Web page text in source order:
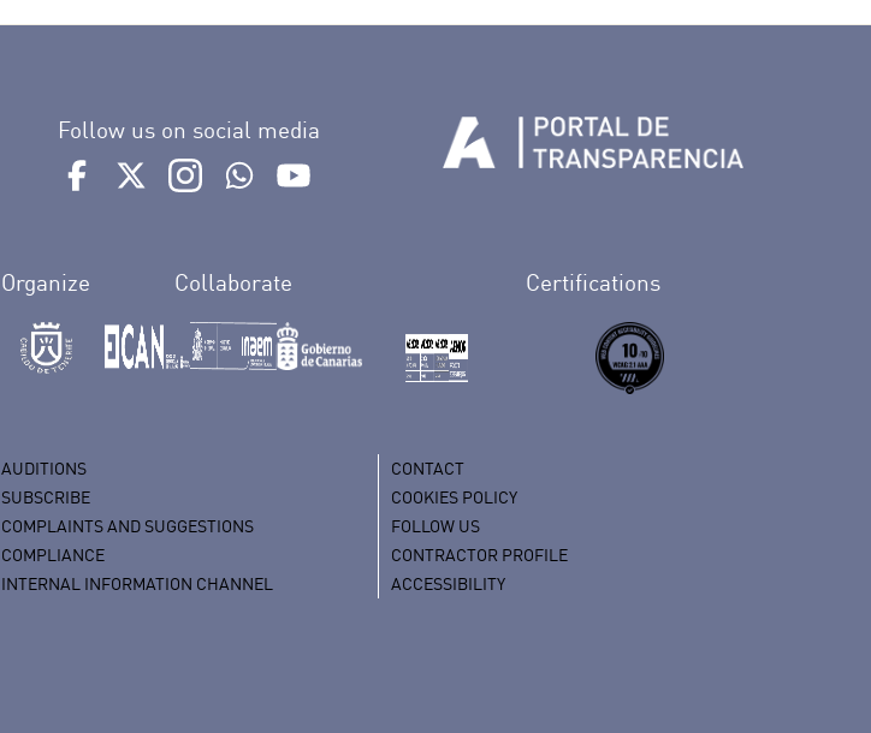
Follow us on social media
Ir a perfil de Auditorio de Tenerife en Facebook
Ir a perfil de Auditorio de Tenerife en Twitter
Ir a perfil de Auditorio de Tenerife en Instagram
Ir al Boletín Whatsapp de Auditorio de Tenerife
Ir al perfil de Auditorio de Tenerife en Youtube
Organize Collaborate Certifications
AUDITIONS
CONTACT
SUBSCRIBE
COOKIES POLICY
COMPLAINTS AND SUGGESTIONS
FOLLOW US
COMPLIANCE
CONTRACTOR PROFILE
INTERNAL INFORMATION CHANNEL
ACCESSIBILITY